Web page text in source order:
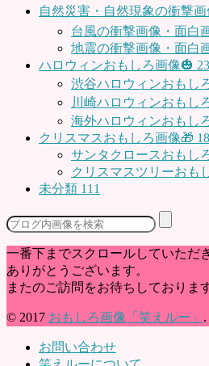
自然災害・自然現象の衝撃
台風の衝撃画像・面白
地震の衝撃画像・面白
ハロウィンおもしろ画像🎃
渋谷ハロウィンおもし
川崎ハロウィンおもし
海外ハロウィンおもし
クリスマスおもしろ画像🎁
サンタクロースおもし
クリスマスツリーおも
未分類 111
一番下までスクロールしていただき
ありがとうございます。
またのご訪問をお待ちしておりま
© 2017 おもしろ画像「笑えルー」 .
お問い合わせ